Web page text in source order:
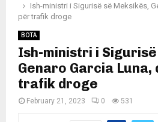
Ish-ministri i Sigurisë së Meksikës,
për trafik droge
BOTA
Ish-ministri i
Genaro Garcia Luna,
trafik droge
February 21, 2023 0 531